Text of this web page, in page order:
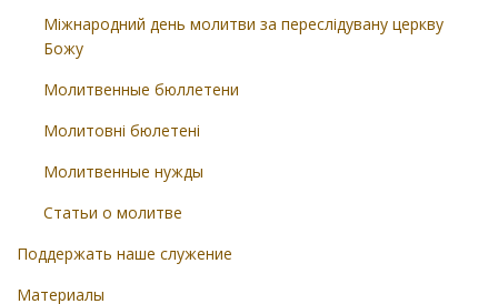
Міжнародний день молитви за переслідувану церкву
Божу
Молитвенные бюллетени
Молитовні бюлетені
Молитвенные нужды
Статьи о молитве
Поддержать наше служение
Материалы